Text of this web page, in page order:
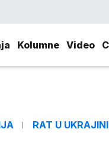
Kolumne Video
RAT U UKRAJINI